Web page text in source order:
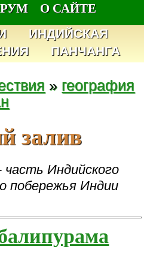
О САЙТЕ
ИНДИЙСКАЯ
ПАНЧАНГА
» география
залив
часть Индийского
побережья Индии